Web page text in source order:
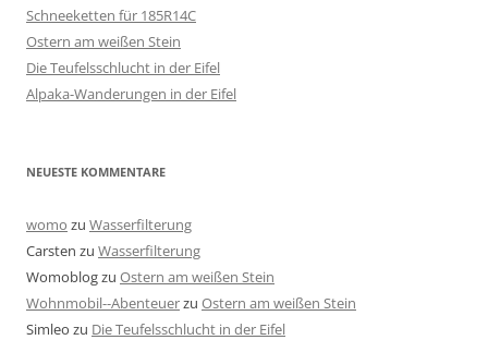
Schneeketten für 185R14C
Ostern am weißen Stein
Die Teufelsschlucht in der Eifel
Alpaka-Wanderungen in der Eifel
NEUESTE KOMMENTARE
womo zu Wasserfilterung
Carsten zu Wasserfilterung
Womoblogzu Ostern am weißen Stein
Wohnmobil--Abenteuerzu Ostern am weißen Stein
Simleo zu Die Teufelsschlucht in der Eifel